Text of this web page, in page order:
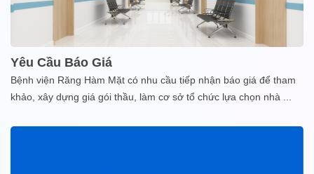
Yêu Cầu Báo Giá
Bệnh viện Răng Hàm Mặt có nhu cầu tiếp nhận báo giá để tham
khảo, xây dựng giá gói thầu, làm cơ sở tổ chức lựa chọn nhà ...